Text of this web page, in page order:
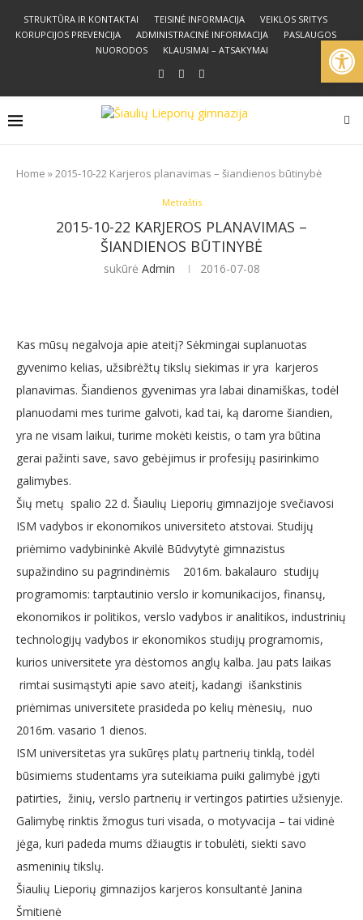
STRUKTŪRA IR KONTAKTAI TEISINĖ INFORMACIJA
VEIKLOS SRITYS
KORUPCIJOS PREVENCIJA
ADMINISTRACINĖ INFORMACIJA
PASLAUGOS
NUORODOS
KLAUSIMAI – ATSAKYMAI
Home »2015-10-22 Karjeros planavimas – šiandienos būtinybė
Metraštis
2015-10-22 KARJEROS PLANAVIMAS –
ŠIANDIENOS BŪTINYBĖ
sukūrė Admin 2016-07-08
Kas mūsų negalvoja apie ateitį? Sėkmingai suplanuotas
gyvenimo kelias, užsibrėžtų tikslų siekimas ir yra karjeros
planavimas. Šiandienos gyvenimas yra labai dinamiškas, todėl
planuodami mes turime galvoti, kad tai, ką darome šiandien,
yra ne visam laikui, turime mokėti keistis, o tam yra būtina
gerai pažinti save, savo gebėjimus ir profesijų pasirinkimo
galimybes.
Šių metų spalio 22 d. Šiaulių Lieporių gimnazijoje svečiavosi
ISM vadybos ir ekonomikos universiteto atstovai. Studijų
priėmimo vadybininkė Akvilė Būdvytytė gimnazistus
supažindino su pagrindinėmis 2016m. bakalauro studijų
programomis: tarptautinio verslo ir komunikacijos, finansų,
ekonomikos ir politikos, verslo vadybos ir analitikos, industrinių
technologijų vadybos ir ekonomikos studijų programomis,
kurios universitete yra dėstomos anglų kalba. Jau pats laikas
rimtai susimąstyti apie savo ateitį, kadangi išankstinis
priėmimas universitete prasideda po kelių mėnesių, nuo
2016m. vasario 1 dienos.
ISM universitetas yra sukūręs platų partnerių tinklą, todėl
būsimiems studentams yra suteikiama puiki galimybė įgyti
patirties, žinių, verslo partnerių ir vertingos patirties užsienyje.
Galimybę rinktis žmogus turi visada, o motyvacija – tai vidinė
jėga, kuri padeda mums džiaugtis ir tobulėti, siekti savo
asmeninių tikslų.
Šiaulių Lieporių gimnazijos karjeros konsultantė Janina
Šmitienė